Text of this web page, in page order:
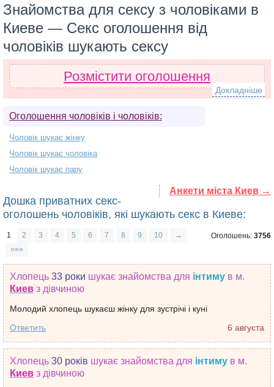
Знайомства для сексу з чоловіками в
Киеве — Секс оголошення від
чоловіків шукають сексу
Розмістити оголошення
Докладніше
Оголошення чоловіків і чоловіків:
Чоловік шукає жінку
Чоловік шукає чоловіка
Чоловік шукає пару
Анкети міста Киев →
Дошка приватних секс-
оголошень чоловіків, які шукають секс в Киеве:
Оголошень: 3756
1 2 3 4 5 6 7 8 9 10
→
»»»
Хлопець 33 роки шукає знайомства для інтиму в м.
Киев з дівчиною
Молодий хлопець шукаєш жінку для зустрічі і куні
6 августа
Ответить
Хлопець 30 років шукає знайомства для інтиму в м.
Киев з дівчиною